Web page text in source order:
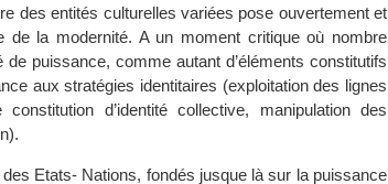
des entités culturelles variées pose ouvertement et
la modernité. A un moment critique où nombre
puissance, comme autant d’éléments constitutifs
aux stratégies identitaires (exploitation des lignes
d’identité collective, manipulation des
Etats- Nations, fondés jusque là sur la puissance